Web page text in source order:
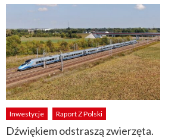
Inwestycje Raport Z Polski
Dźwiękiem odstraszą zwierzęta.